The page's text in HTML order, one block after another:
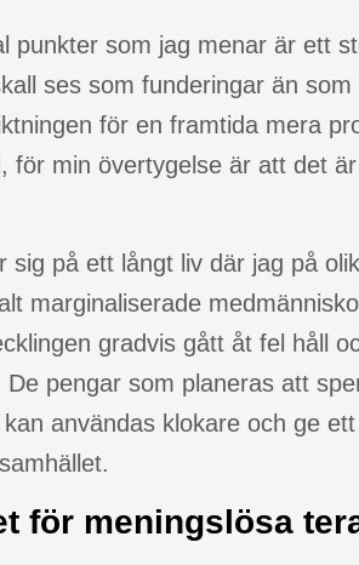
punkter som jag menar är ett
ses som funderingar än som
för en framtida mera
för min övertygelse är att det
sig på ett långt liv där jag på
marginaliserade
gradvis gått åt fel håll
pengar som planeras att
användas klokare och ge
för meningslösa